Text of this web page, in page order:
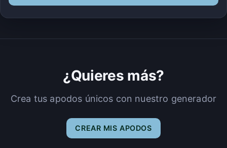
¿Quieres más?
Crea tus apodos únicos con nuestro generador
CREAR MIS APODOS